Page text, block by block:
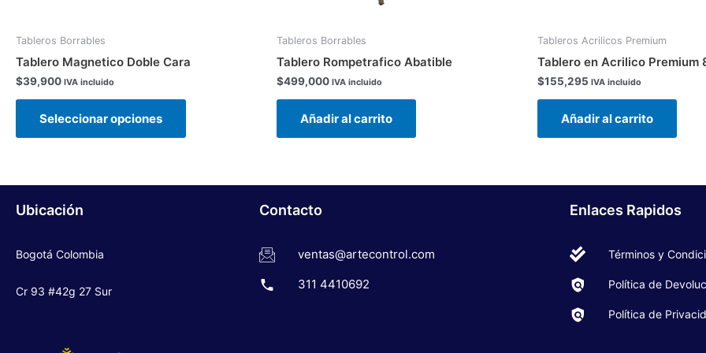
Tableros Borrables
Tablero Magnetico Doble Cara
$39,900 IVA incluido
Seleccionar opciones
Tableros Borrables
Tablero Rompetrafico Abatible
$499,000 IVA incluido
Añadir al carrito
Tableros Acrilicos Premium
Tablero en Acrilico Premium
$155,295 IVA incluido
Añadir al carrito
Ubicación
Bogotá Colombia
Cr 93 #42g 27 Sur
Contacto
ventas@artecontrol.com
311 4410692
Enlaces Rapidos
Términos y
Política de
Política de